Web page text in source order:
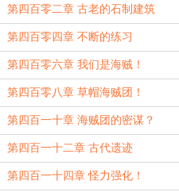
第四百零二章 古老的石制建筑
第四百零四章 不断的练习
第四百零六章 我们是海贼！
第四百零八章 草帽海贼团！
第四百一十章 海贼团的密谋？
第四百一十二章 古代遗迹
第四百一十四章 怪力强化！